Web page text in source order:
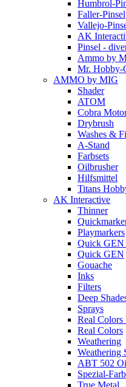
Humbrol-
Faller-Pinsel
Vallejo-
AK
Pinsel -
Ammo by
Mr. Hobby-
AMMO by MIG
Shader
ATOM
Cobra
Drybrush
Washes &
A-Stand
Farbsets
Oilbrusher
Hilfsmittel
Titans
AK Interactive
Thinner
Playmarkers
Quick GEN
Quick GEN
Gouache
Inks
Filters
Deep
Sprays
Real Colors
Real Colors
Weathering
Weathering
ABT 502
Spezial-
True Metal